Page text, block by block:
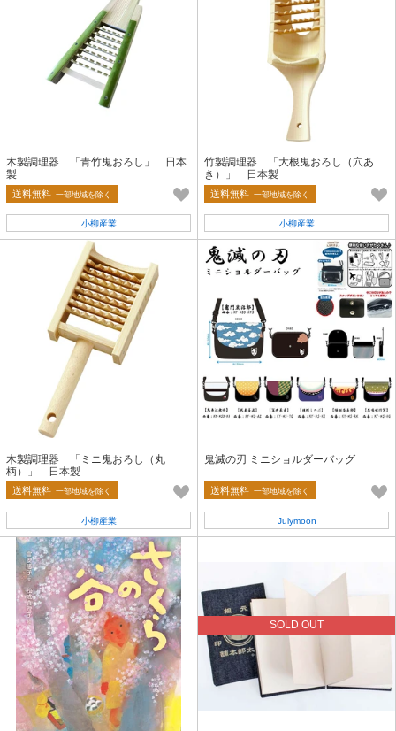
木製調理器 「青竹鬼おろし」 日本
製
送料無料 一部地域を除く
小柳産業
竹製調理器 「大根鬼おろし（穴あ
き）」 日本製
送料無料 一部地域を除く
小柳産業
木製調理器 「ミニ鬼おろし（丸
柄）」 日本製
送料無料 一部地域を除く
小柳産業
鬼滅の刃 ミニショルダーバッグ
送料無料 一部地域を除く
Julymoon
SOLD OUT